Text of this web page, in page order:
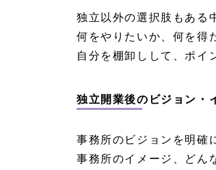
を画
1.
2
に向
けて
体的
備
独立以外の選択肢もある
何をやりたいか、何を得
自分を棚卸しして、ポイ
独立開業後のビジョン・
事務所のビジョンを明確
事務所のイメージ、どん